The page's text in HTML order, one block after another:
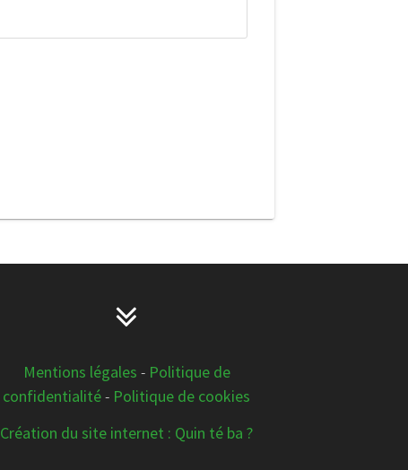
Mentions légales - Politique de
confidentialité- Politique de cookies
Création du site internet : Quin té ba ?